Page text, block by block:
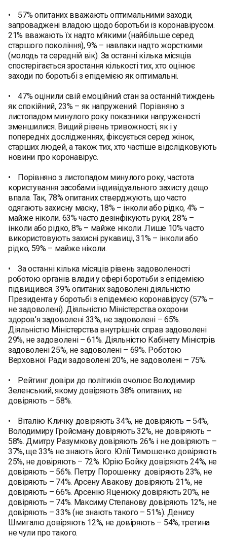
• 57% опитаних вважають оптимальними заходи,
запроваджені владою щодо боротьби із коронавірусом.
21% вважають їх надто м’якими (найбільше серед
старшого покоління), 9% – навпаки надто жорсткими
(молодь та середній вік). За останні кілька місяців
спостерігається зростання кількості тих, хто оцінює
заходи по боротьбі з епідемією як оптимальні.
• 47% оцінили свій емоційний стан за останній тиждень
як спокійний, 23% – як напружений. Порівняно з
листопадом минулого року показники напруженості
зменшилися. Вищий рівень тривожності, як і у
попередніх дослідженнях, фіксується серед жінок,
старших людей, а також тих, хто частіше відслідковують
новини про коронавірус.
• Порівняно з листопадом минулого року, частота
користування засобами індивідуального захисту дещо
впала. Так, 78% опитаних стверджують, що часто
одягають захисну маску, 18% – інколи або рідко, 4% –
майже ніколи. 63% часто дезінфікують руки, 28% –
інколи або рідко, 8% – майже ніколи. Лише 10% часто
використовують захисні рукавиці, 31% – інколи або
рідко, 59% – майже ніколи.
• За останні кілька місяців рівень задоволеності
роботою органів влади у сфері боротьби з епідемією
підвищився. 39% опитаних задоволені діяльністю
Президента у боротьбі з епідемією коронавірусу (57% –
не задоволені). Діяльністю Міністерства охорони
здоров’я задоволені 33%, не задоволені – 65%.
Діяльністю Міністерства внутрішніх справ задоволені
29%, не задоволені – 61%. Діяльністю Кабінету Міністрів
задоволені 25%, не задоволені – 69%. Роботою
Верховної Ради задоволені 20%, не задоволені – 75%.
• Рейтинг довіри до політиків очолює Володимир
Зеленський, якому довіряють 38% опитаних, не
довіряють – 58%.
• Віталію Кличку довіряють 34%, не довіряють – 54%,
Володимиру Гройсману довіряють 32%, не довіряють –
58%. Дмитру Разумкову довіряють 26% і не довіряють –
37%, ще 33% не знають його. Юлії Тимошенко довіряють
25%, не довіряють – 72%. Юрію Бойку довіряють 24%, не
довіряють – 56%. Петру Порошенку довіряють 23%, не
довіряють – 74%. Арсену Авакову довіряють 21%, не
довіряють – 66%. Арсенію Яценюку довіряють 20%, не
довіряють – 74%. Максиму Степанову довіряють 12%, не
довіряють – 33% (не знають такого – 51%). Денису
Шмигалю довіряють 12%, не довіряють – 54%, третина
не чули про такого.